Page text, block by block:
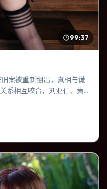
99:37
案被重新翻出，真相与谎
系相互咬合，刘亚仁、黄
善于在长镜头中积蓄张
强真实质感。